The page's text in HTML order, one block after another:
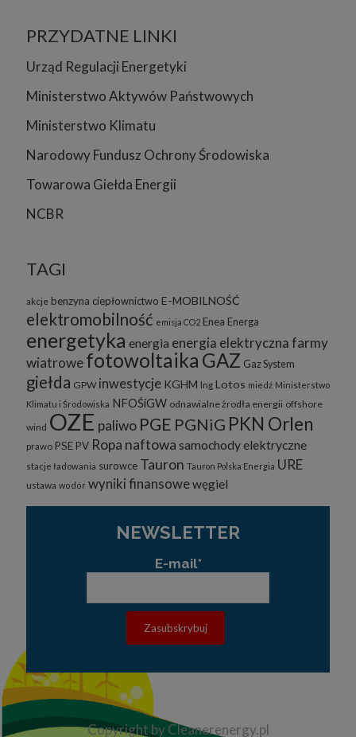
PRZYDATNE LINKI
Urząd Regulacji Energetyki
Ministerstwo Aktywów Państwowych
Ministerstwo Klimatu
Narodowy Fundusz Ochrony Środowiska
Towarowa Giełda Energii
NCBR
TAGI
akcje benzyna ciepłownictwo E-MOBILNOŚĆ
elektromobilność emisja CO2 Enea Energa
energetyka energia energia elektrycznafarmy
wiatrowefotowoltaika GAZ Gaz System
giełda GPW inwestycje KGHM lng Lotos miedź Ministerstwo
Klimatu i Środowiska NFOŚiGW odnawialne żrodła energii offshore
wind OZE paliwo PGE PGNiG PKN Orlen
prawo PSE PV Ropa naftowa samochody elektryczne
stacje ładowania surowce Tauron Tauron Polska Energia URE
ustawa wodór wyniki finansowewęgiel
NEWSLETTER
E-mail*
Copyright by Cleanerenergy.pl